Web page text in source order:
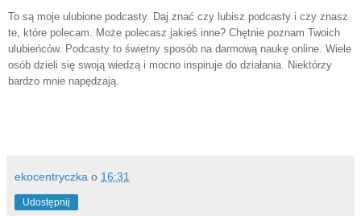
To są moje ulubione podcasty. Daj znać czy lubisz podcasty i czy znasz
te, które polecam. Może polecasz jakieś inne? Chętnie poznam Twoich
ulubieńców. Podcasty to świetny sposób na darmową naukę online. Wiele
osób dzieli się swoją wiedzą i mocno inspiruje do działania. Niektórzy
bardzo mnie napędzają.
ekocentryczka o 16:31
Udostępnij